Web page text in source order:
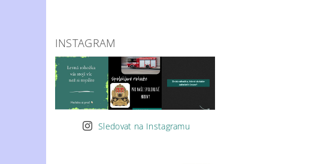
INSTAGRAM
Sledovat na Instagramu